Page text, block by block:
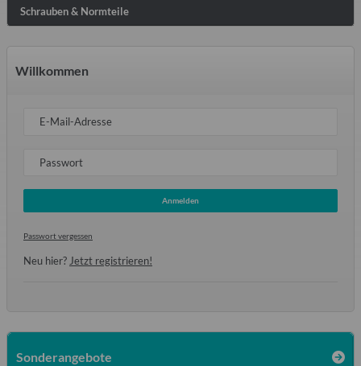
Schrauben & Normteile
Willkommen
E-Mail-Adresse
Passwort
Anmelden
Passwort vergessen
Neu hier? Jetzt registrieren!
Sonderangebote